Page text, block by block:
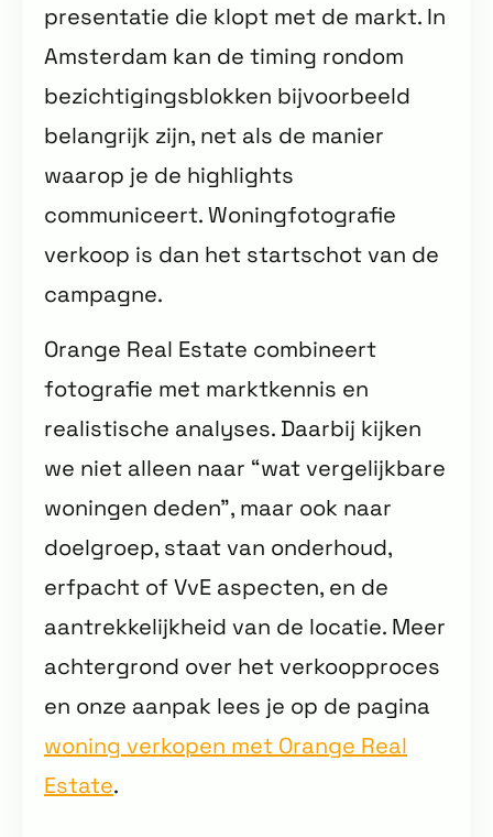
presentatie die klopt met de markt. In
Amsterdam kan de timing rondom
bezichtigingsblokken bijvoorbeeld
belangrijk zijn, net als de manier
waarop je de highlights
communiceert. Woningfotografie
verkoop is dan het startschot van de
campagne.
Orange Real Estate combineert
fotografie met marktkennis en
realistische analyses. Daarbij kijken
we niet alleen naar “wat vergelijkbare
woningen deden”, maar ook naar
doelgroep, staat van onderhoud,
erfpacht of VvE aspecten, en de
aantrekkelijkheid van de locatie. Meer
achtergrond over het verkoopproces
en onze aanpak lees je op de pagina
woning verkopen met Orange Real
Estate.